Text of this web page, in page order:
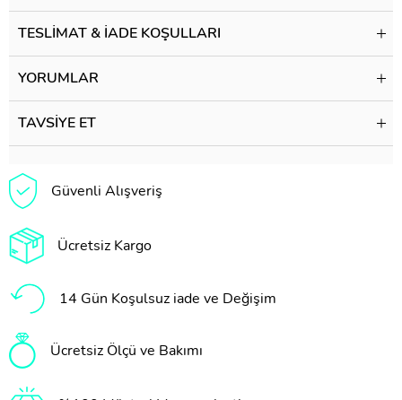
TESLIMAT & İADE KOŞULLARI
YORUMLAR
TAVSIYE ET
Güvenli Alışveriş
Ücretsiz Kargo
14 Gün Koşulsuz iade ve Değişim
Ücretsiz Ölçü ve Bakımı